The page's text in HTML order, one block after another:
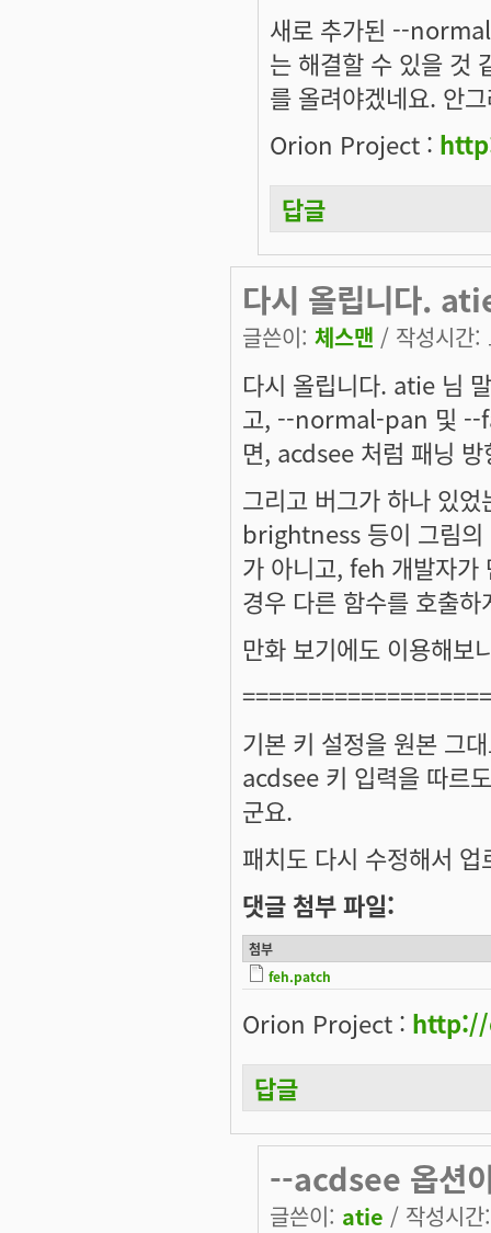
새로 추가된 --
는 해결할 수 있을 것
를 올려야겠네요. 안
Orion Project :
답글
다시 올립니다.
글쓴이: 체스맨 / 작성시간
다시 올립니다. atie 님
고, --normal-pan 및 --
면, acdsee 처럼 패닝
그리고 버그가 하나 있
brightness 등이 그림의
가 아니고, feh 개발자가
경우 다른 함수를 호출
만화 보기에도 이용해
기본 키 설정을 원본 그
acdsee 키 입력을 따르
군요.
패치도 다시 수정해서
댓글 첨부 파일:
첨부
feh.patch
Orion Project :
답글
--acdsee 옵션
글쓴이: atie / 작성시